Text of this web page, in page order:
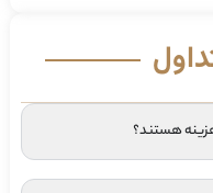
هستند؟